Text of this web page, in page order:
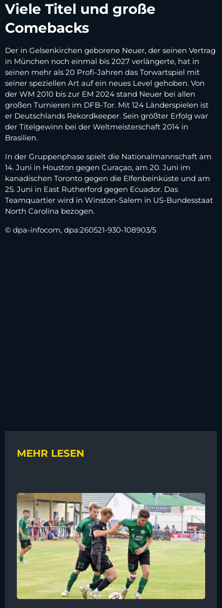
Viele Titel und große
Comebacks
Der in Gelsenkirchen geborene Neuer, der seinen Vertrag
in München noch einmal bis 2027 verlängerte, hat in
seinen mehr als 20 Profi-Jahren das Torwartspiel mit
seiner speziellen Art auf ein neues Level gehoben. Von
der WM 2010 bis zur EM 2024 stand Neuer bei allen
großen Turnieren im DFB-Tor. Mit 124 Länderspielen ist
er Deutschlands Rekordkeeper. Sein größter Erfolg war
der Titelgewinn bei der Weltmeisterschaft 2014 in
Brasilien.
In der Gruppenphase spielt die Nationalmannschaft am
14. Juni in Houston gegen Curaçao, am 20. Juni im
kanadischen Toronto gegen die Elfenbeinküste und am
25. Juni in East Rutherford gegen Ecuador. Das
Teamquartier wird in Winston-Salem in US-Bundesstaat
North Carolina bezogen.
© dpa-infocom, dpa:260521-930-108903/5
MEHR LESEN